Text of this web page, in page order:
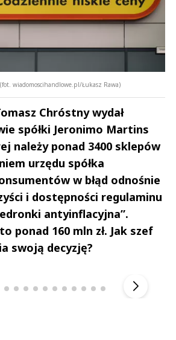
wiadomoscihandlowe.pl/Łukasz Rawa)
Chróstny wydał
spółki Jeronimo Martins
należy ponad 3400 sklepów
urzędu spółka
w błąd odnośnie
i dostępności regulaminu
antyinflacyjna”.
ponad 160 mln zł. Jak szef
swoją decyzję?